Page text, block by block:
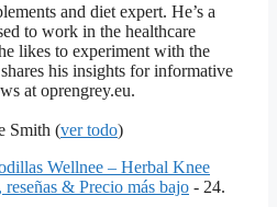
and diet expert. He’s a
to work in the healthcare
likes to experiment with the
his insights for informative
at oprengrey.eu.
Smith (ver todo)
Wellnee – Herbal Knee
& Precio más bajo - 24.